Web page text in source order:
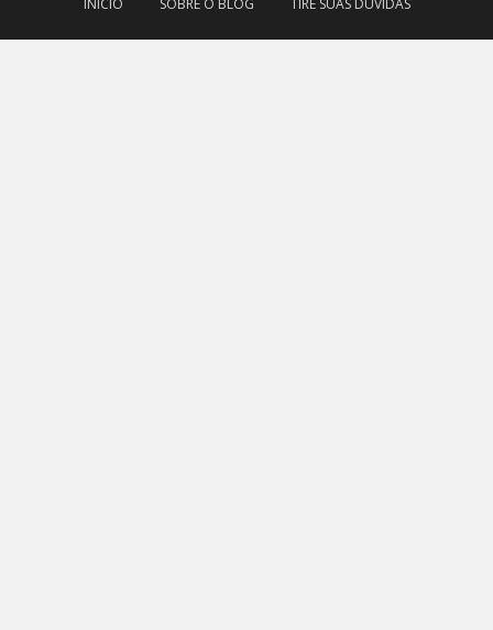
INÍCIO SOBRE O BLOG TIRE SUAS DÚVIDAS